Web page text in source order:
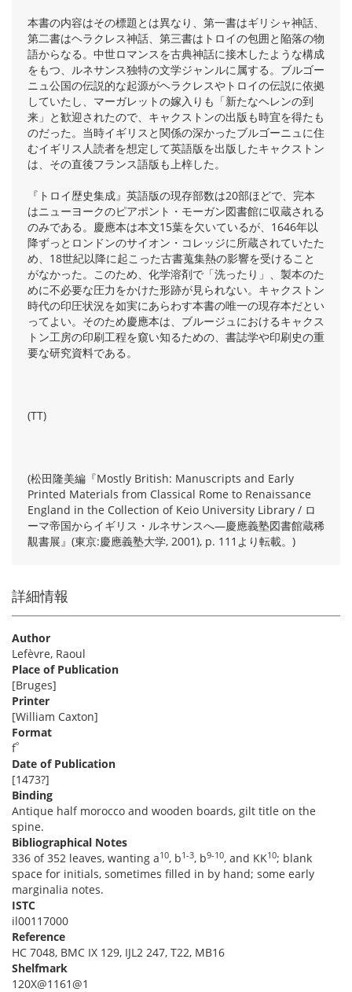
本書の内容はその標題とは異なり、第一書はギリシャ神話、
第二書はヘラクレス神話、第三書はトロイの包囲と陥落の物
語からなる。中世ロマンスを古典神話に接木したような構成
をもつ、ルネサンス独特の文学ジャンルに属する。ブルゴー
ニュ公国の伝説的な起源がヘラクレスやトロイの伝説に依拠
していたし、マーガレットの嫁入りも「新たなヘレンの到
来」と歓迎されたので、キャクストンの出版も時宜を得たも
のだった。当時イギリスと関係の深かったブルゴーニュに住
むイギリス人読者を想定して英語版を出版したキャクストン
は、その直後フランス語版も上梓した。
『トロイ歴史集成』英語版の現存部数は20部ほどで、完本
はニューヨークのピアポント・モーガン図書館に収蔵される
のみである。慶應本は本文15葉を欠いているが、1646年以
降ずっとロンドンのサイオン・コレッジに所蔵されていたた
め、18世紀以降に起こった古書蒐集熱の影響を受けること
がなかった。このため、化学溶剤で「洗ったり」、製本のた
めに不必要な圧力をかけた形跡が見られない。キャクストン
時代の印圧状況を如実にあらわす本書の唯一の現存本だとい
ってよい。そのため慶應本は、ブルージュにおけるキャクス
トン工房の印刷工程を窺い知るための、書誌学や印刷史の重
要な研究資料である。
(TT)
(松田隆美編『Mostly British: Manuscripts and Early
Printed Materials from Classical Rome to Renaissance
England in the Collection of Keio University Library / ロ
ーマ帝国からイギリス・ルネサンスへ―慶應義塾図書館蔵稀
覯書展』(東京:慶應義塾大学, 2001), p. 111より転載。)
詳細情報
Author
Lefèvre, Raoul
Place of Publication
[Bruges]
Printer
[William Caxton]
Format
fº
Date of Publication
[1473?]
Binding
Antique half morocco and wooden boards, gilt title on the
spine.
Bibliographical Notes
336 of 352 leaves, wanting a10, b1-3, b9-10, and KK10; blank
space for initials, sometimes filled in by hand; some early
marginalia notes.
ISTC
il00117000
Reference
HC 7048, BMC IX 129, IJL2 247, T22, MB16
Shelfmark
120X@1161@1